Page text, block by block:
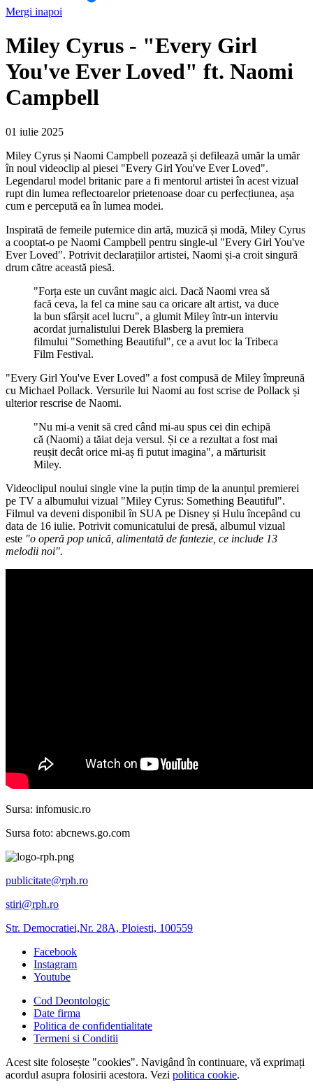
Mergi inapoi
Miley Cyrus - "Every Girl
You've Ever Loved" ft. Naomi
Campbell
01 iulie 2025
Miley Cyrus și Naomi Campbell pozează și defilează umăr la umăr
în noul videoclip al piesei "Every Girl You've Ever Loved".
Legendarul model britanic pare a fi mentorul artistei în acest vizual
rupt din lumea reflectoarelor prietenoase doar cu perfecțiunea, așa
cum e percepută ea în lumea modei.
Inspirată de femeile puternice din artă, muzică și modă, Miley Cyrus
a cooptat-o pe Naomi Campbell pentru single-ul "Every Girl You've
Ever Loved". Potrivit declarațiilor artistei, Naomi și-a croit singură
drum către această piesă.
"Forța este un cuvânt magic aici. Dacă Naomi vrea să
facă ceva, la fel ca mine sau ca oricare alt artist, va duce
la bun sfârșit acel lucru", a glumit Miley într-un interviu
acordat jurnalistului Derek Blasberg la premiera
filmului "Something Beautiful", ce a avut loc la Tribeca
Film Festival.
"Every Girl You've Ever Loved" a fost compusă de Miley împreună
cu Michael Pollack. Versurile lui Naomi au fost scrise de Pollack și
ulterior rescrise de Naomi.
"Nu mi-a venit să cred când mi-au spus cei din echipă
că (Naomi) a tăiat deja versul. Și ce a rezultat a fost mai
reușit decât orice mi-aș fi putut imagina", a mărturisit
Miley.
Videoclipul noului single vine la puțin timp de la anunțul premierei
pe TV a albumului vizual "Miley Cyrus: Something Beautiful".
Filmul va deveni disponibil în SUA pe Disney și Hulu începând cu
data de 16 iulie. Potrivit comunicatului de presă, albumul vizual
este "o operă pop unică, alimentată de fantezie, ce include 13
melodii noi".
Sursa: infomusic.ro
Sursa foto: abcnews.go.com
publicitate@rph.ro
stiri@rph.ro
Str. Democratiei,Nr. 28A, Ploiesti, 100559
Facebook
Instagram
Youtube
Cod Deontologic
Date firma
Politica de confidentialitate
Termeni si Conditii
Acest site folosește "cookies". Navigând în continuare, vă exprimați
acordul asupra folosirii acestora. Vezi politica cookie.